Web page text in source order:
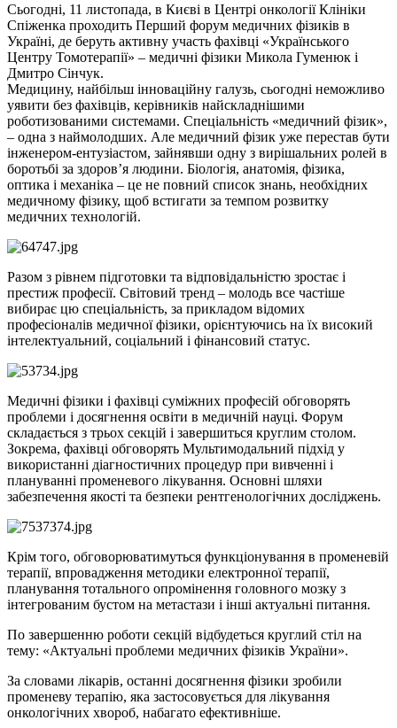
Cьогодні, 11 листопада, в Києві в Центрі онкології Клініки
Спіженка проходить Перший форум медичних фізиків в
Україні, де беруть активну участь фахівці «Українського
Центру Томотерапії» – медичні фізики Микола Гуменюк і
Дмитро Сінчук.
Медицину, найбільш інноваційну галузь, сьогодні неможливо
уявити без фахівців, керівників найскладнішими
роботизованими системами. Спеціальність «медичний фізик»,
– одна з наймолодших. Але медичний фізик уже перестав бути
інженером-ентузіастом, зайнявши одну з вирішальних ролей в
боротьбі за здоров’я людини. Біологія, анатомія, фізика,
оптика і механіка – це не повний список знань, необхідних
медичному фізику, щоб встигати за темпом розвитку
медичних технологій.
Разом з рівнем підготовки та відповідальністю зростає і
престиж професії. Світовий тренд – молодь все частіше
вибирає цю спеціальність, за прикладом відомих
професіоналів медичної фізики, орієнтуючись на їх високий
інтелектуальний, соціальний і фінансовий статус.
Медичні фізики і фахівці суміжних професій обговорять
проблеми і досягнення освіти в медичній науці. Форум
складається з трьох секцій і завершиться круглим столом.
Зокрема, фахівці обговорять Мультимодальний підхід у
використанні діагностичних процедур при вивченні і
плануванні променевого лікування. Основні шляхи
забезпечення якості та безпеки рентгенологічних досліджень.
Крім того, обговорюватимуться функціонування в променевій
терапії, впровадження методики електронної терапії,
планування тотального опромінення головного мозку з
інтегрованим бустом на метастази і інші актуальні питання.
По завершенню роботи секцій відбудеться круглий стіл на
тему: «Актуальні проблеми медичних фізиків України».
За словами лікарів, останні досягнення фізики зробили
променеву терапію, яка застосовується для лікування
онкологічних хвороб, набагато ефективніше.